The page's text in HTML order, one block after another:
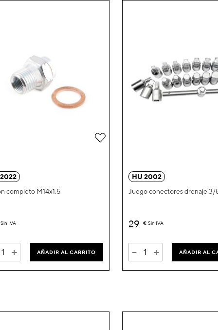
completo M14x1.5
Sin IVA
+ AÑADIR AL CARRITO
Añadir
HU 2002
Juego conectores drenaje 3/
29 € Sin IVA
- + AÑADIR AL